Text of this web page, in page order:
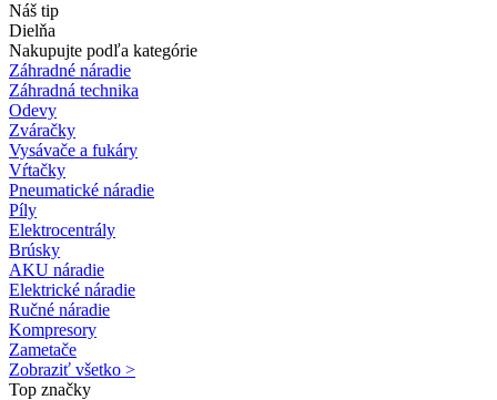
Náš tip
Dielňa
Nakupujte podľa kategórie
Záhradné náradie
Záhradná technika
Odevy
Zváračky
Vysávače a fukáry
Vŕtačky
Pneumatické náradie
Píly
Elektrocentrály
Brúsky
AKU náradie
Elektrické náradie
Ručné náradie
Kompresory
Zametače
Zobraziť všetko >
Top značky